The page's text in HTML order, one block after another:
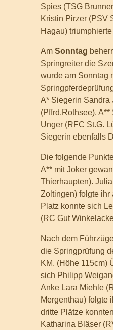
Spies (TSG
Kristin Pirzer (PSV
Hagau)
Am Sonntag
Springreiter die
wurde am Sonntag
A* Siegerin Sandra
(Pffrd.Rothsee).
Unger (RFC St.G.
Siegerin ebenfalls
Die folgende
A** mit Joker
Thierhaupten).
Zoltingen) folgte ihr
Platz konnte sich
(RC Gut
Nach dem
die Springprüfung
KM. (Höhe 115cm)
sich Philipp
Anke Lara Miehle
Mergenthau) folgte
dritte Plätze
Katharina Bläser